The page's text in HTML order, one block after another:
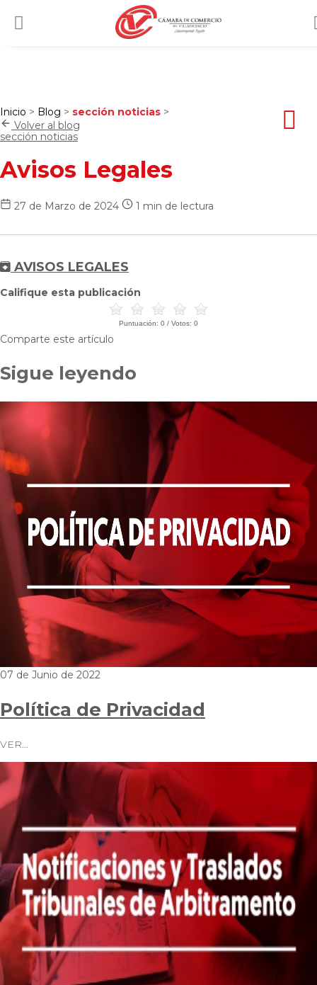
Inicio > Blog > sección noticias >
Volver al blog
sección noticias
Avisos Legales
27 de Marzo de 2024 1 min de lectura
AVISOS LEGALES
Califique esta publicación
Puntuación: 0 / Votos: 0
Comparte este artículo
Sigue leyendo
07 de Junio de 2022
Política de Privacidad
VER…